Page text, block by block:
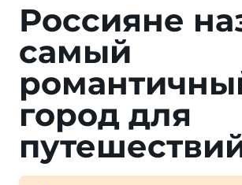
Россияне
самый
город для